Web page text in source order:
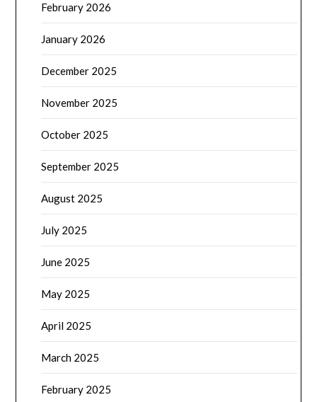
February 2026
January 2026
December 2025
November 2025
October 2025
September 2025
August 2025
July 2025
June 2025
May 2025
April 2025
March 2025
February 2025